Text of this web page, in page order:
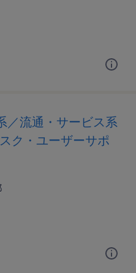
／流通・サービス系
ク・ユーザーサポ